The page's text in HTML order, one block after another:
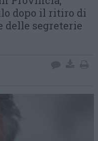
dopo il ritiro di
delle segreterie